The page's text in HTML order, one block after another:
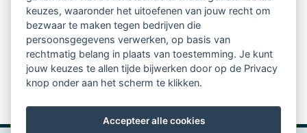
Aanmelden nieuwsbrief
keuzes, waaronder het uitoefenen van jouw recht om
bezwaar te maken tegen bedrijven die
persoonsgegevens verwerken, op basis van
rechtmatig belang in plaats van toestemming. Je kunt
jouw keuzes te allen tijde bijwerken door op de Privacy
knop onder aan het scherm te klikken.
Accepteer alle cookies